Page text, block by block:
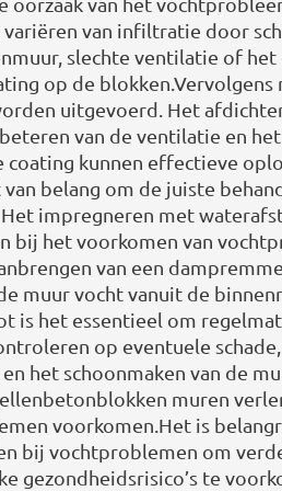
variëren van infiltratie door
slechte ventilatie of
op de blokken.Vervolgens
uitgevoerd. Het
van de ventilatie en
coating kunnen effectieve
van belang om de juiste
Het impregneren met
bij het voorkomen van
van een
muur vocht vanuit de
is het essentieel om
op eventuele
het schoonmaken van de
muren
voorkomen.Het is
bij vochtproblemen om
gezondheidsrisico’s te